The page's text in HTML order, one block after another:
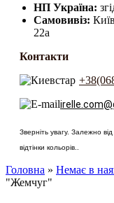
НП Україна:
Самовивіз:
22а
Контакти
Зверніть увагу. Залежно
відтінки кольорів..
Головна » Немає в
"Жемчуг"